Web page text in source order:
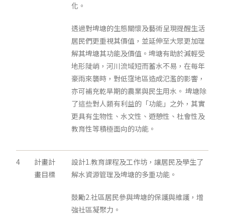
化。
透過對埤塘的生態關懷及藝術呈現提醒生活
居民們更重視其價值，並延伸至大眾更加理
解其埤塘其功能及價值。埤塘有助於減輕受
地形陡峭，河川流域短而蓄水不易，在每年
豪雨來襲時，對低窪地區造成氾濫的影響，
亦可補充乾旱期的農業與民生用水。 埤塘除
了這些對人類有利益的「功能」之外，其實
更具有生物性、水文性、遊憩性、杜會性及
教育性等積極面向的功能。
4
計畫計
畫目標
設計1.教育課程及工作坊，讓居民及學生了
解水資源管理及埤塘的多重功能。
鼓勵2.社區居民參與埤塘的保護與維護，增
強社區凝聚力。